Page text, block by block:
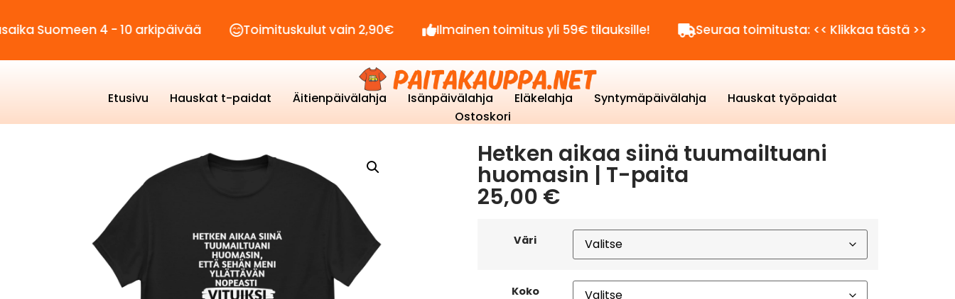
4 - 10 arkipäivää Toimituskulut vain 2,90€ Ilmainen toimitus yli 59€ tilauksille! Seuraa toimitusta: << Klikkaa tästä >>
Etusivu Hauskat t-paidat Äitienpäivälahja Isänpäivälahja Eläkelahja Syntymäpäivälahja
Hauskat työpaidat
Ostoskori
Hetken aikaa siinä tuumailtuani
huomasin | T-paita
25,00 €
Väri
Koko